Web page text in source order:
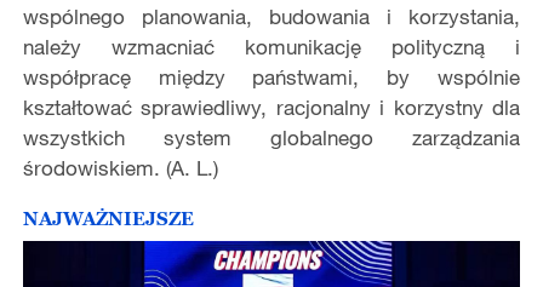
wspólnego planowania, budowania i korzystania,
należy wzmacniać komunikację polityczną i
współpracę między państwami, by wspólnie
kształtować sprawiedliwy, racjonalny i korzystny dla
wszystkich system globalnego zarządzania
środowiskiem. (A. L.)
NAJWAŻNIEJSZE